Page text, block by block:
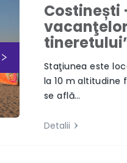
Costinești
Staţiunea este
la 10 m altitudine
se află…
Detalii